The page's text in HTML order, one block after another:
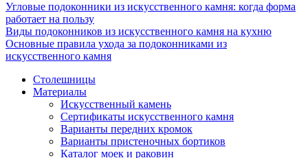
Угловые подоконники из искусственного камня: когда форма
работает на пользу
Виды подоконников из искусственного камня на кухню
Основные правила ухода за подоконниками из
искусственного камня
Столешницы
Материалы
Искусственный камень
Сертификаты искусственного камня
Варианты передних кромок
Варианты пристеночных бортиков
Каталог моек и раковин